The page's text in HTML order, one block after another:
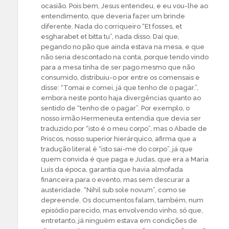
ocasião. Pois bem, Jesus entendeu, e eu vou-lhe ao
entendimento, que deveria fazer um brinde
diferente. Nada do corriqueiro “Et fosses, et
esgharabet et bitta tu”, nada disso. Daí que,
pegando no pão que ainda estava na mesa, e que
não seria descontado na conta, porque tendo vindo
para a mesa tinha de ser pago mesmo que não
consumido, distribuiu-o por entre os comensais e
disse: “Tomai e comei, já que tenho de o pagar.”,
embora neste ponto haja divergências quanto ao
sentido de “tenho de o pagar”. Por exemplo, o
nosso irmão Hermeneuta entendia que devia ser
traduzido por “isto é o meu corpo”, mas o Abade de
Priscos, nosso superior hierárquico, afirma que a
tradução literal é “isto sai-me do corpo”, já que
quem convida é que paga e Judas, que era a Maria
Luís da época, garantia que havia almofada
financeira para o evento, mas sem descurar a
austeridade. “Nihil sub sole novum”, como se
depreende. Os documentos falam, também, num
episódio parecido, mas envolvendo vinho, só que,
entretanto, já ninguém estava em condições de